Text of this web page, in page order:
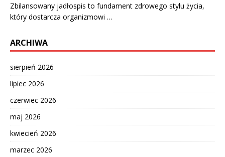
Zbilansowany jadłospis to fundament zdrowego stylu życia,
który dostarcza organizmowi …
ARCHIWA
sierpień 2026
lipiec 2026
czerwiec 2026
maj 2026
kwiecień 2026
marzec 2026